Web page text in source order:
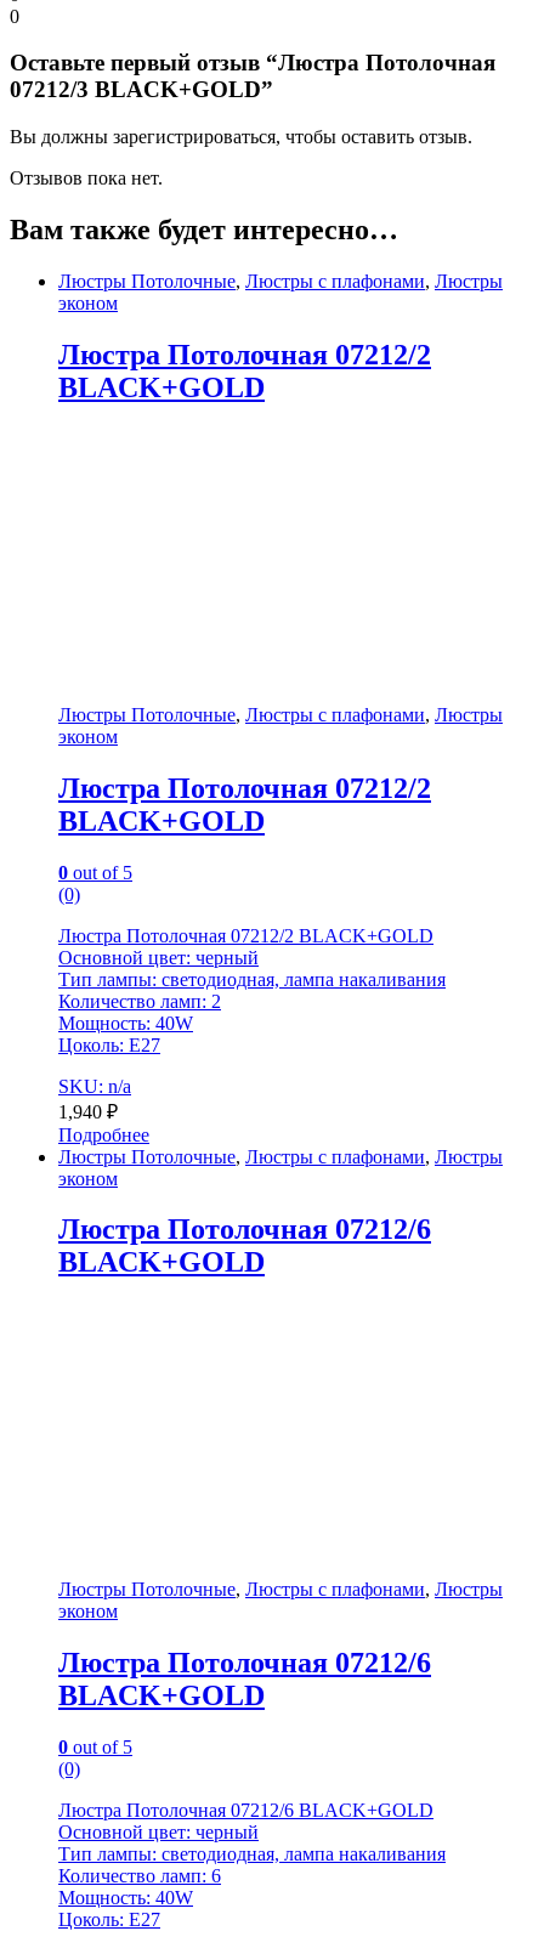
0
Оставьте первый отзыв “Люстра Потолочная
07212/3 BLACK+GOLD”
Вы должны зарегистрироваться, чтобы оставить отзыв.
Отзывов пока нет.
Вам также будет интересно…
Люстры Потолочные, Люстры с плафонами, Люстры
эконом
Люстра Потолочная 07212/2
BLACK+GOLD
Люстры Потолочные, Люстры с плафонами, Люстры
эконом
Люстра Потолочная 07212/2
BLACK+GOLD
0 out of 5
(0)
Люстра Потолочная 07212/2 BLACK+GOLD
Основной цвет: черный
Тип лампы: светодиодная, лампа накаливания
Количество ламп: 2
Мощность: 40W
Цоколь: E27
SKU: n/a
1,940 ₽
Подробнее
Люстры Потолочные, Люстры с плафонами, Люстры
эконом
Люстра Потолочная 07212/6
BLACK+GOLD
Люстры Потолочные, Люстры с плафонами, Люстры
эконом
Люстра Потолочная 07212/6
BLACK+GOLD
0 out of 5
(0)
Люстра Потолочная 07212/6 BLACK+GOLD
Основной цвет: черный
Тип лампы: светодиодная, лампа накаливания
Количество ламп: 6
Мощность: 40W
Цоколь: E27